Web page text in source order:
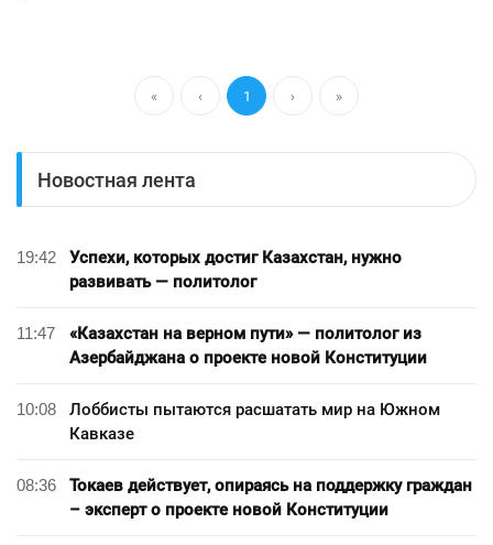
« ‹ 1 › »
Новостная лента
19:42
Успехи, которых достиг Казахстан, нужно
развивать — политолог
11:47
«Казахстан на верном пути» — политолог из
Азербайджана о проекте новой Конституции
10:08
Лоббисты пытаются расшатать мир на Южном
Кавказе
08:36
Токаев действует, опираясь на поддержку граждан
– эксперт о проекте новой Конституции